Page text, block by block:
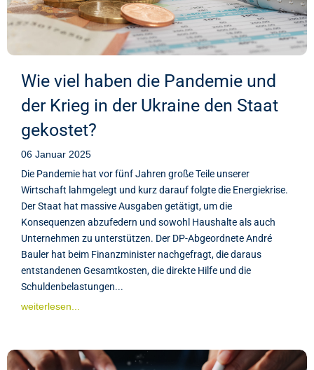
Wie viel haben die Pandemie und
der Krieg in der Ukraine den Staat
gekostet?
06 Januar 2025
Die Pandemie hat vor fünf Jahren große Teile unserer
Wirtschaft lahmgelegt und kurz darauf folgte die Energiekrise.
Der Staat hat massive Ausgaben getätigt, um die
Konsequenzen abzufedern und sowohl Haushalte als auch
Unternehmen zu unterstützen. Der DP-Abgeordnete André
Bauler hat beim Finanzminister nachgefragt, die daraus
entstandenen Gesamtkosten, die direkte Hilfe und die
Schuldenbelastungen...
weiterlesen...